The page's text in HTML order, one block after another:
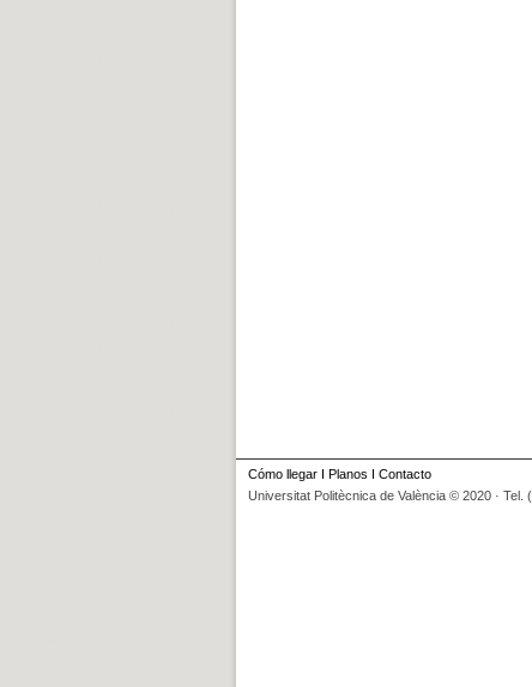
Cómo llegar I Planos I Contacto
Universitat Politècnica de València © 2020 · Tel.